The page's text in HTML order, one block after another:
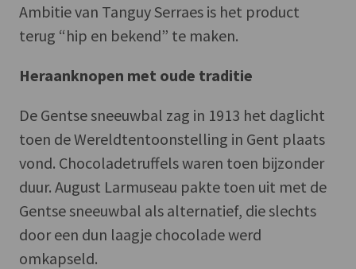
Ambitie van Tanguy Serraes is het product
terug “hip en bekend” te maken.
Heraanknopen met oude traditie
De Gentse sneeuwbal zag in 1913 het daglicht
toen de Wereldtentoonstelling in Gent plaats
vond. Chocoladetruffels waren toen bijzonder
duur. August Larmuseau pakte toen uit met de
Gentse sneeuwbal als alternatief, die slechts
door een dun laagje chocolade werd
omkapseld.